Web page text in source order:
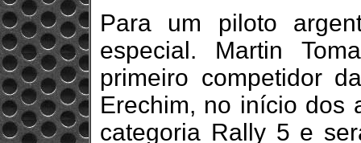
Para um piloto
especial. Martin
primeiro competidor
Erechim, no início dos
categoria Rally 5 e